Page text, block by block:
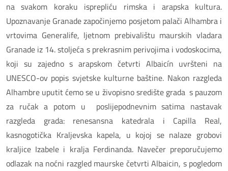
na svakom koraku isprepliću rimska i arapska kultura.
Upoznavanje Granade započinjemo posjetom palači Alhambra i
vrtovima Generalife, ljetnom prebivalištu maurskih vladara
Granade iz 14. stoljeća s prekrasnim perivojima i vodoskocima,
koji su zajedno s arapskom četvrti Albaicín uvršteni na
UNESCO-ov popis svjetske kulturne baštine. Nakon razgleda
Alhambre uputit ćemo se u živopisno središte grada s pauzom
za ručak a potom u poslijepodnevnim satima nastavak
razgleda grada: renesansna katedrala i Capilla Real,
kasnogotička Kraljevska kapela, u kojoj se nalaze grobovi
kraljice Izabele i kralja Ferdinanda. Navečer preporučujemo
odlazak na noćni razgled maurske četvrti Albaicin, s pogledom